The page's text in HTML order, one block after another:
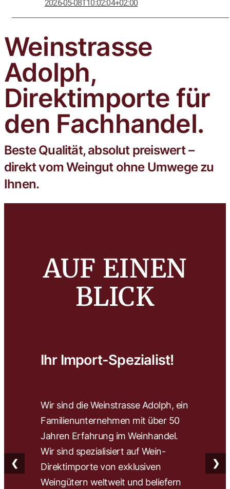
Trophy mit der Goldmedaille
ausgezeichnet.
2026-05-08T10:02:04+02:00
Weinstrasse
Adolph,
Direktimporte für
den Fachhandel.
Beste Qualität, absolut preiswert –
direkt vom Weingut ohne Umwege zu
Ihnen.
AUF EINEN
BLICK
❮
Ihr Import-Spezialist!
Wir sind die Weinstrasse Adolph, ein
Familienunternehmen mit über 50
Jahren Erfahrung im Weinhandel.
Wir sind spezialisiert auf Wein-
Direktimporte von exklusiven
Weingütern weltweit und beliefern
❯